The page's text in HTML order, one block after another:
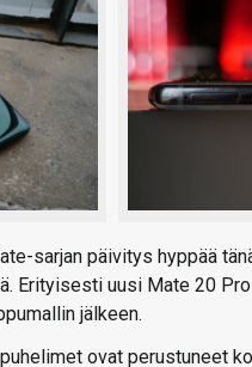
sarjan päivitys hyppää
Erityisesti uusi Mate 20
jälkeen.
ovat perustuneet